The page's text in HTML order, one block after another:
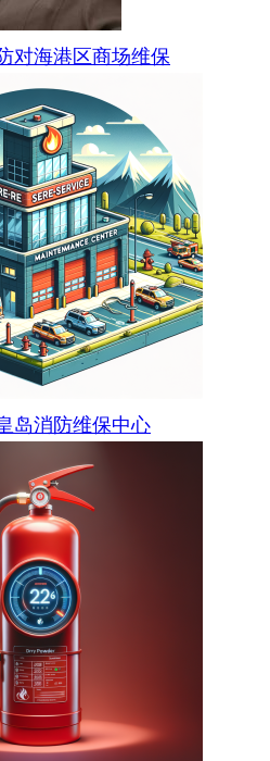
对海港区商场维保
岛消防维保中心